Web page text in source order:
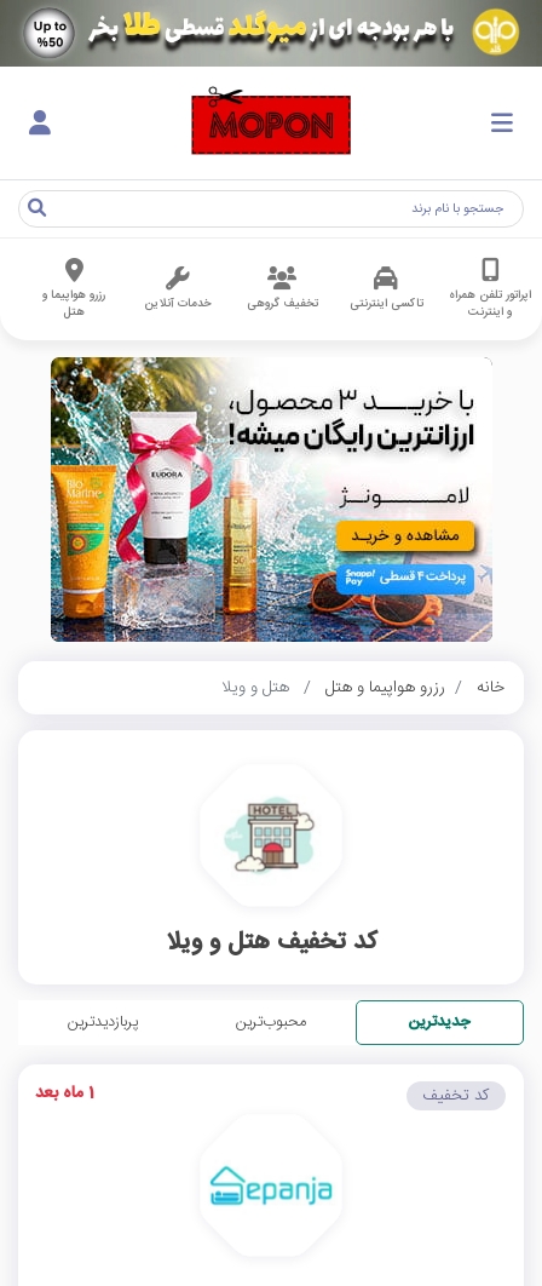
اپراتور تلفن همراه
و اینترنت
تاکسی اینترنتی تخفیف گروهی خدمات آنلاین
رزرو هواپیما و
هتل
خانه رزرو هواپیما و هتل هتل و ویلا
کد تخفیف هتل و ویلا
جدیدترین محبوب‌ترین پربازدیدترین
کد تخفیف 1 ماه بعد